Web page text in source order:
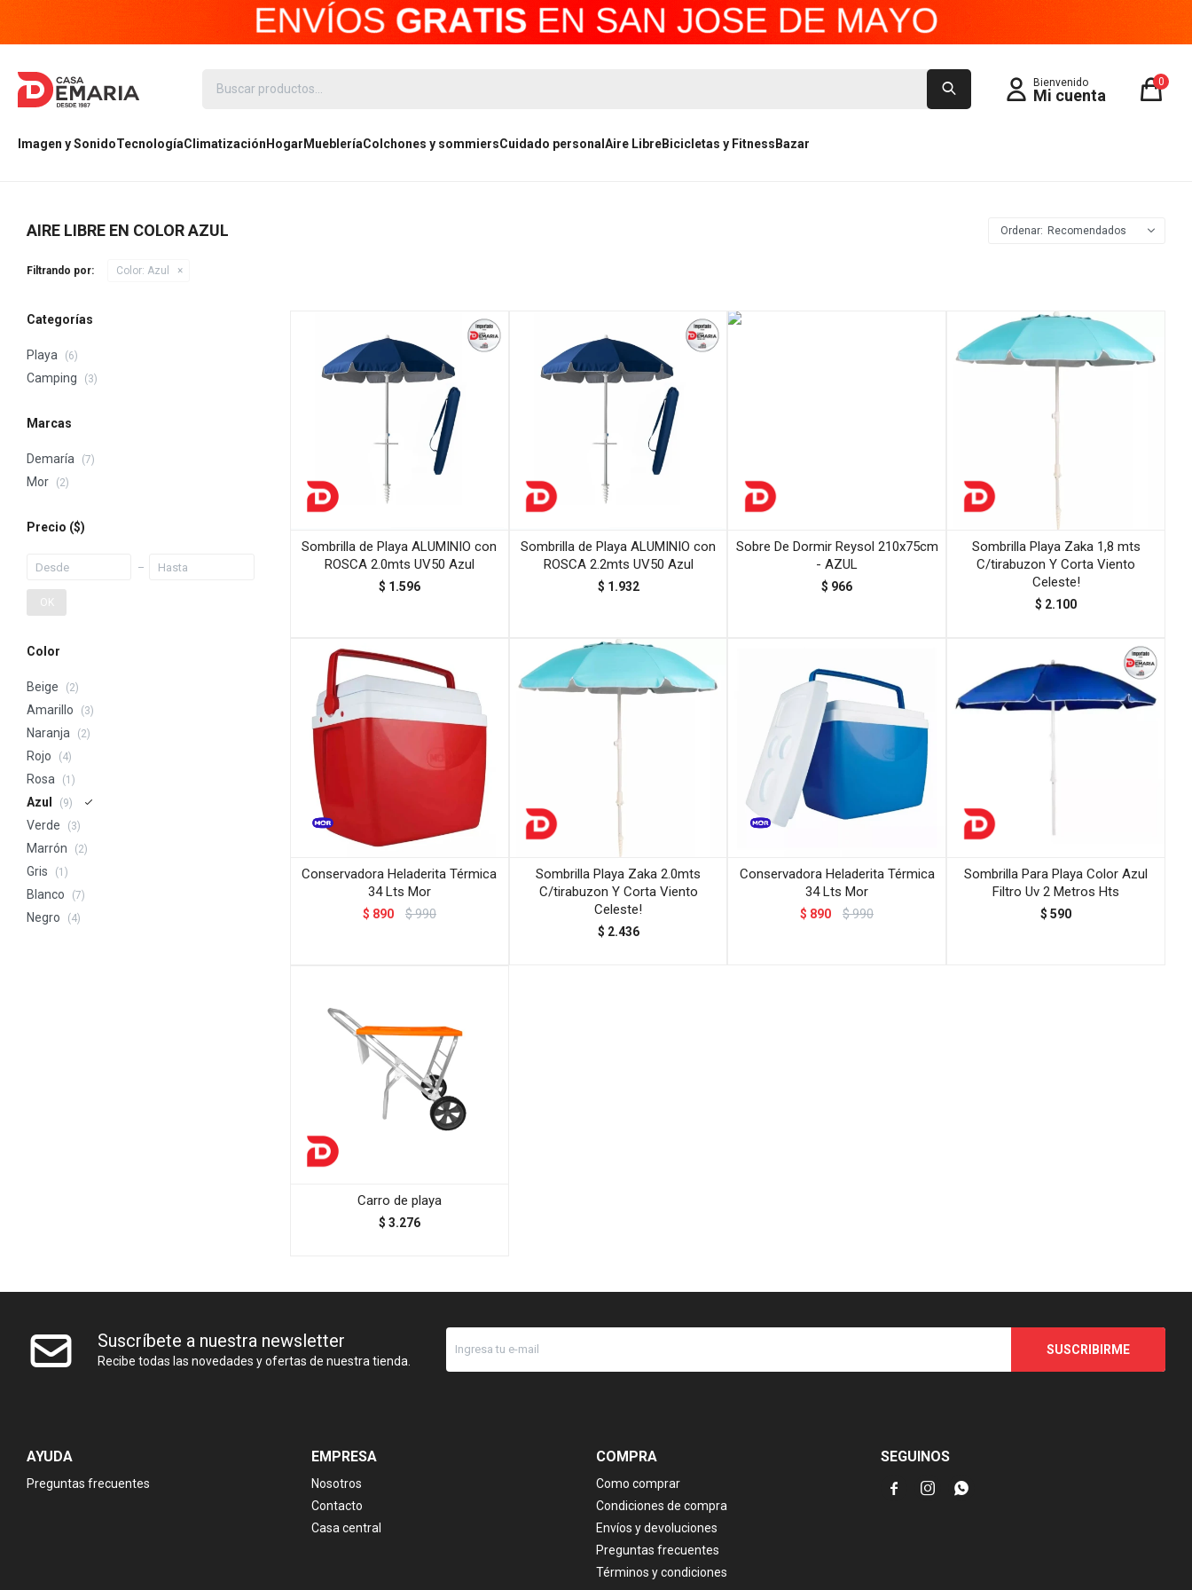
Imagen y SonidoTecnologíaClimatización Hogar MuebleríaColchones y sommiersCuidado personal Aire LibreBicicletas y Fitness Bazar
0
AIRE LIBRE EN COLOR AZUL Recomendados
Filtrando por: Color: Azul
Sombrilla de Playa ALUMINIO con
ROSCA 2.0mts UV50 Azul
$ 1.596
Sombrilla de Playa ALUMINIO con
ROSCA 2.2mts UV50 Azul
$ 1.932
Sobre De Dormir Reysol 210x75cm
- AZUL
$ 966
Sombrilla Playa Zaka 1,8 mts
C/tirabuzon Y Corta Viento
Celeste!
$ 2.100
Conservadora Heladerita Térmica
34 Lts Mor
$ 890 $990
Sombrilla Playa Zaka 2.0mts
C/tirabuzon Y Corta Viento
Celeste!
$ 2.436
Conservadora Heladerita Térmica
34 Lts Mor
$ 890 $990
Sombrilla Para Playa Color Azul
Filtro Uv 2 Metros Hts
$ 590
Carro de playa
$ 3.276
Categorías
Playa (6)
Camping (3)
Marcas
Demaría (7)
Mor (2)
Precio ($)
OK
Color
Beige (2)
Amarillo (3)
Naranja (2)
Rojo (4)
Rosa (1)
Azul (9)
Verde (3)
Marrón (2)
Gris (1)
Blanco (7)
Negro (4)
Suscríbete a nuestra newsletter
Recibe todas las novedades y ofertas de nuestra tienda.
SUSCRIBIRME
AYUDA
Preguntas frecuentes
EMPRESA
Nosotros
Contacto
Casa central
COMPRA
Como comprar
Condiciones de compra
Envíos y devoluciones
Preguntas frecuentes
Términos y condiciones
SEGUINOS
  